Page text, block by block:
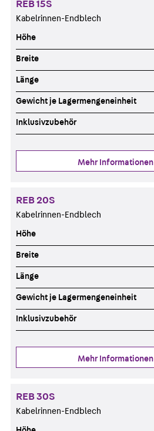
REB 15S
Kabelrinnen-Endblech
Höhe
Breite
Länge
Gewicht je Lagermengeneinheit
Inklusivzubehör
Mehr Informationen
REB 20S
Kabelrinnen-Endblech
Höhe
Breite
Länge
Gewicht je Lagermengeneinheit
Inklusivzubehör
Mehr Informationen
REB 30S
Kabelrinnen-Endblech